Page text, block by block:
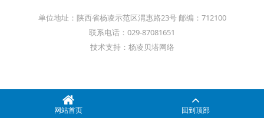
单位地址：陕西省杨凌示范区渭惠路23号 邮编：712100
联系电话：029-87081651
技术支持：杨凌贝塔网络
网站首页 回到顶部